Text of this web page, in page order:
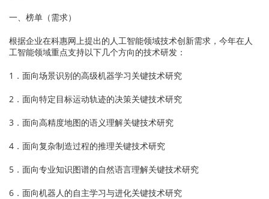
一、榜单（需求）
根据企业在科惠网上提出的人工智能领域技术创新需求，今年在人
工智能领域重点支持以下几个方向的技术研发：
1．面向场景识别的高级机器学习关键技术研究
2．面向特定目标运动轨迹的决策关键技术研究
3．面向高精度地图的语义理解关键技术研究
4．面向复杂制造过程的推理关键技术研究
5．面向专业知识图谱的自然语言理解关键技术研究
6．面向机器人的自主学习与进化关键技术研究